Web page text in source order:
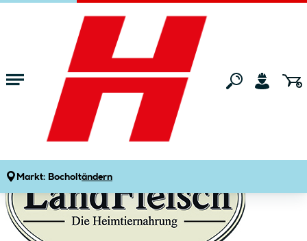
Zum Hauptinhalt springen
Markt: Bocholtändern
Marken Landfleisch Cat